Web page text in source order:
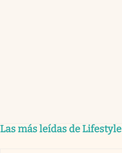
Las más leídas de Lifestyle